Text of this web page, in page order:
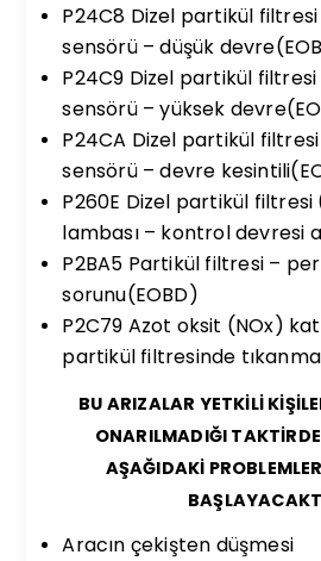
P24C8 Dizel partikül filtresi
sensörü – düşük
P24C9 Dizel partikül filtresi
sensörü – yüksek
P24CA Dizel partikül filtresi
sensörü – devre
P260E Dizel partikül filtresi
lambası – kontrol devresi
P2BA5 Partikül filtresi –
sorunu(EOBD)
P2C79 Azot oksit (NOx)
partikül filtresinde tıkanma
BU ARIZALAR YETKİLİ
ONARILMADIĞI
AŞAĞIDAKİ
Aracın çekişten düşmesi